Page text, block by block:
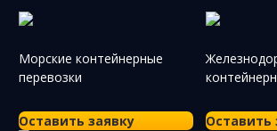
Морские контейнерные
перевозки
Оставить заявку Оставить